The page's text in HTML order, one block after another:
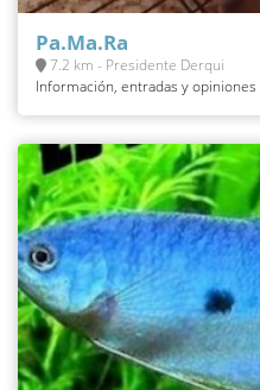
Pa.Ma.Ra
7.2 km - Presidente Derqui
Información, entradas y opiniones